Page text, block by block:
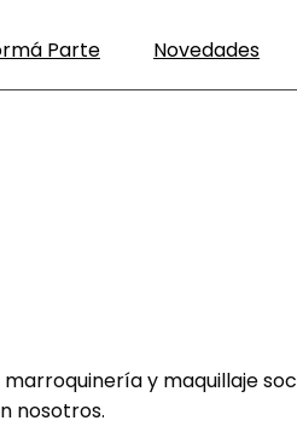
Parte Novedades
y maquillaje
nosotros.